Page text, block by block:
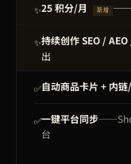
✨25 积分/月 新增 ——
✨持续创作 SEO /
出
✅自动商品卡片 + 内
✅一键平台同步
台